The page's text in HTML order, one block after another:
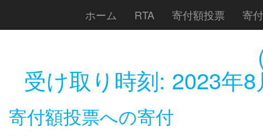
ホーム RTA 寄付額投票 寄
受け取り時刻: 2023年
寄付額投票への寄付